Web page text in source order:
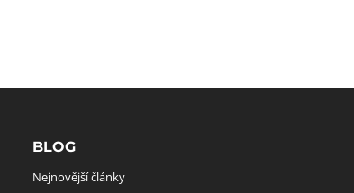
BLOG
Nejnovější články